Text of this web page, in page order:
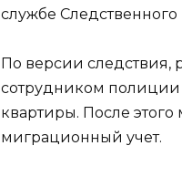
службе
По версии следствия,
сотрудником полиции
квартиры. После
миграционный учет.